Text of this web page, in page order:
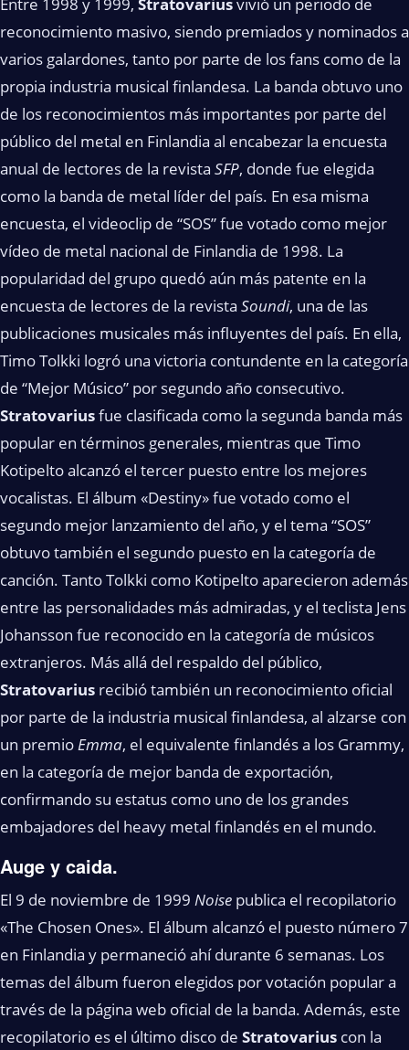
reconocimiento masivo, siendo premiados y nominados a
varios galardones, tanto por parte de los fans como de la
propia industria musical finlandesa. La banda obtuvo uno
de los reconocimientos más importantes por parte del
público del metal en Finlandia al encabezar la encuesta
anual de lectores de la revista SFP, donde fue elegida
como la banda de metal líder del país. En esa misma
encuesta, el videoclip de “SOS” fue votado como mejor
vídeo de metal nacional de Finlandia de 1998. La
popularidad del grupo quedó aún más patente en la
encuesta de lectores de la revista Soundi, una de las
publicaciones musicales más influyentes del país. En ella,
Timo Tolkki logró una victoria contundente en la categoría
de “Mejor Músico” por segundo año consecutivo.
Stratovariusfue clasificada como la segunda banda más
popular en términos generales, mientras que Timo
Kotipelto alcanzó el tercer puesto entre los mejores
vocalistas. El álbum «Destiny» fue votado como el
segundo mejor lanzamiento del año, y el tema “SOS”
obtuvo también el segundo puesto en la categoría de
canción. Tanto Tolkki como Kotipelto aparecieron además
entre las personalidades más admiradas, y el teclista Jens
Johansson fue reconocido en la categoría de músicos
extranjeros. Más allá del respaldo del público,
Stratovarius recibió también un reconocimiento oficial
por parte de la industria musical finlandesa, al alzarse con
un premioEmma, el equivalente finlandés a los Grammy,
en la categoría de mejor banda de exportación,
confirmando su estatus como uno de los grandes
embajadores del heavy metal finlandés en el mundo.
Auge y caida.
El 9 de noviembre de 1999 Noise publica el recopilatorio
«The Chosen Ones». El álbum alcanzó el puesto número 7
en Finlandia y permaneció ahí durante 6 semanas. Los
temas del álbum fueron elegidos por votación popular a
través de la página web oficial de la banda. Además, este
recopilatorio es el último disco de Stratovarius con la